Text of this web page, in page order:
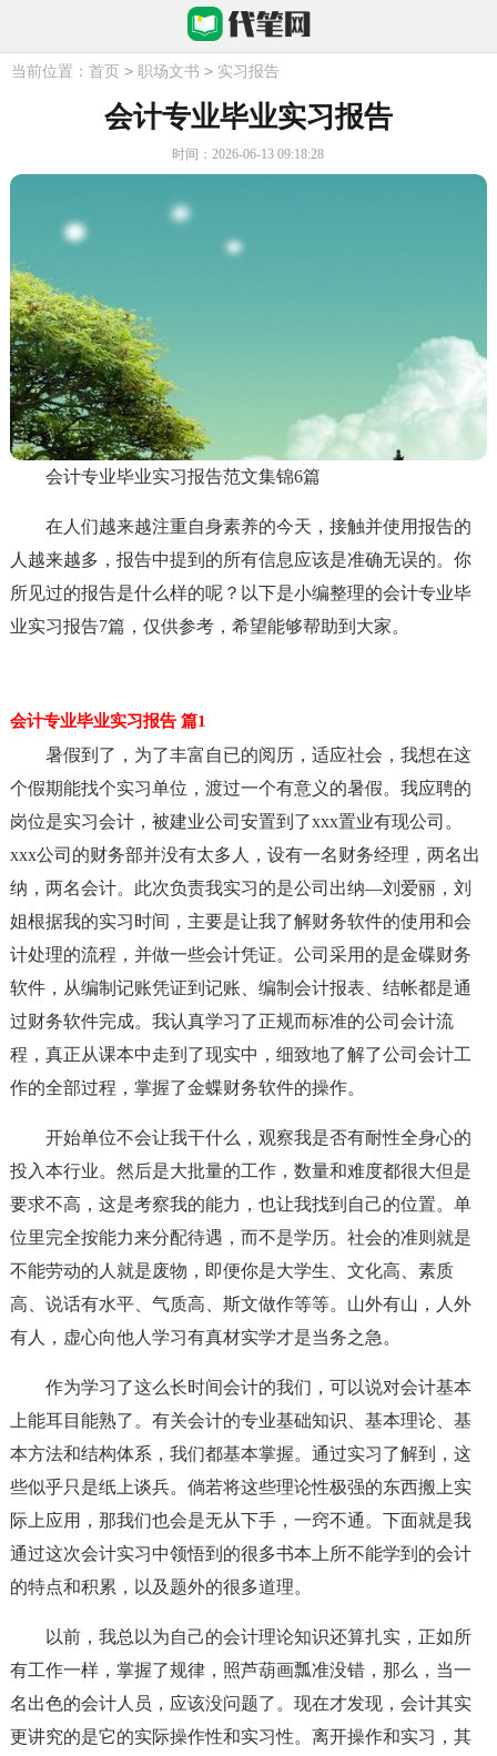
当前位置： 首页 > 职场文书 > 实习报告
会计专业毕业实习报告
时间：2026-06-13 09:18:28
会计专业毕业实习报告范文集锦6篇
在人们越来越注重自身素养的今天，接触并使用报告的
人越来越多，报告中提到的所有信息应该是准确无误的。你
所见过的报告是什么样的呢？以下是小编整理的会计专业毕
业实习报告7篇，仅供参考，希望能够帮助到大家。
会计专业毕业实习报告 篇1
暑假到了，为了丰富自已的阅历，适应社会，我想在这
个假期能找个实习单位，渡过一个有意义的暑假。我应聘的
岗位是实习会计，被建业公司安置到了xxx置业有现公司。
xxx公司的财务部并没有太多人，设有一名财务经理，两名出
纳，两名会计。此次负责我实习的是公司出纳—刘爱丽，刘
姐根据我的实习时间，主要是让我了解财务软件的使用和会
计处理的流程，并做一些会计凭证。公司采用的是金碟财务
软件，从编制记账凭证到记账、编制会计报表、结帐都是通
过财务软件完成。我认真学习了正规而标准的公司会计流
程，真正从课本中走到了现实中，细致地了解了公司会计工
作的全部过程，掌握了金蝶财务软件的操作。
开始单位不会让我干什么，观察我是否有耐性全身心的
投入本行业。然后是大批量的工作，数量和难度都很大但是
要求不高，这是考察我的能力，也让我找到自己的位置。单
位里完全按能力来分配待遇，而不是学历。社会的准则就是
不能劳动的人就是废物，即便你是大学生、文化高、素质
高、说话有水平、气质高、斯文做作等等。山外有山，人外
有人，虚心向他人学习有真材实学才是当务之急。
作为学习了这么长时间会计的我们，可以说对会计基本
上能耳目能熟了。有关会计的专业基础知识、基本理论、基
本方法和结构体系，我们都基本掌握。通过实习了解到，这
些似乎只是纸上谈兵。倘若将这些理论性极强的东西搬上实
际上应用，那我们也会是无从下手，一窍不通。下面就是我
通过这次会计实习中领悟到的很多书本上所不能学到的会计
的特点和积累，以及题外的很多道理。
以前，我总以为自己的会计理论知识还算扎实，正如所
有工作一样，掌握了规律，照芦葫画瓢准没错，那么，当一
名出色的会计人员，应该没问题了。现在才发现，会计其实
更讲究的是它的实际操作性和实习性。离开操作和实习，其